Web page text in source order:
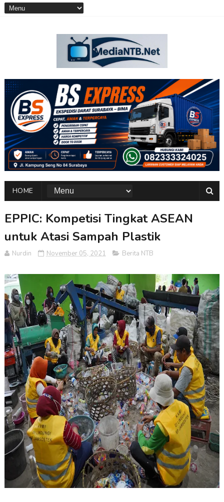
HOME
EPPIC: Kompetisi Tingkat ASEAN
untuk Atasi Sampah Plastik
Nurdin November 05, 2021 Berita NTB